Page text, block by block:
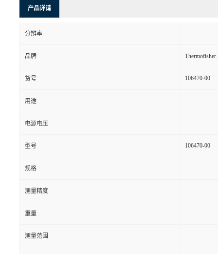
产品详请
分辨率
品牌
货号 106470-00
用途
电源电压
型号 106470-00
规格
测量精度
重量
测量范围